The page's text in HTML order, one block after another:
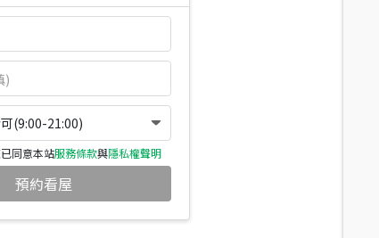
(9:00-21:00)
同意本站服務條款與隱私權聲明
預約看屋